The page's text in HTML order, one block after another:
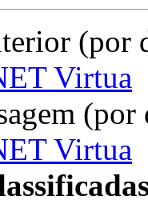
(por
Virtua
Virtua